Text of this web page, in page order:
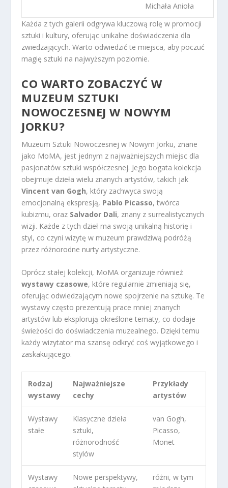
Michała Anioła
Każda z tych galerii odgrywa kluczową rolę w promocji
sztuki i kultury, oferując unikalne doświadczenia dla
zwiedzających. Warto odwiedzić te miejsca, aby poczuć
magię sztuki na najwyższym poziomie.
CO WARTO ZOBACZYĆ W
MUZEUM SZTUKI
NOWOCZESNEJ W NOWYM
JORKU?
Muzeum Sztuki Nowoczesnej w Nowym Jorku, znane
jako MoMA, jest jednym z najważniejszych miejsc dla
pasjonatów sztuki współczesnej. Jego bogata kolekcja
obejmuje dzieła wielu znanych artystów, takich jak
Vincent van Gogh, który zachwyca swoją
emocjonalną ekspresją, Pablo Picasso, twórca
kubizmu, oraz Salvador Dali, znany z surrealistycznych
wizji. Każde z tych dzieł ma swoją unikalną historię i
styl, co czyni wizytę w muzeum prawdziwą podróżą
przez różnorodne nurty artystyczne.
Oprócz stałej kolekcji, MoMA organizuje również
wystawy czasowe, które regularnie zmieniają się,
oferując odwiedzającym nowe spojrzenie na sztukę. Te
wystawy często prezentują prace mniej znanych
artystów lub eksplorują określone tematy, co dodaje
świeżości do doświadczenia muzealnego. Dzięki temu
każdy wizytator ma szansę odkryć coś wyjątkowego i
zaskakującego.
Rodzaj
wystawy
Najważniejsze
cechy
Przykłady
artystów
Wystawy
stałe
Klasyczne dzieła
sztuki,
różnorodność
stylów
van Gogh,
Picasso,
Monet
Wystawy
Nowe perspektywy,
różni, w tym